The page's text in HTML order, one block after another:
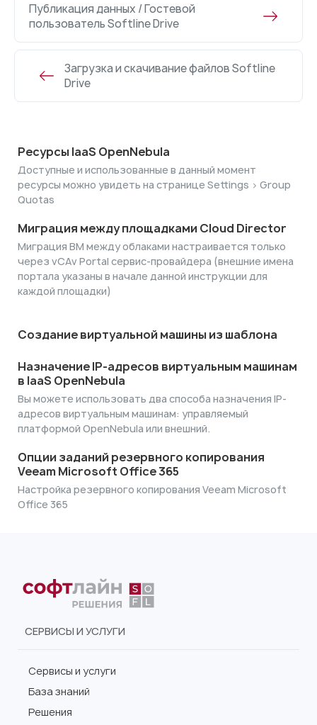
Загрузка и скачивание файлов Softline
Drive
Публикация данных / Гостевой
пользователь Softline Drive
Ресурсы IaaS OpenNebula
Доступные и использованные в данный момент
ресурсы можно увидеть на странице Settings > Group
Quotas
Миграция между площадками Cloud Director
Миграция ВМ между облаками настраивается только
через vCAv Portal сервис-провайдера (внешние имена
портала указаны в начале данной инструкции для
каждой площадки)
Создание виртуальной машины из шаблона
Назначение IP-адресов виртуальным машинам
в IaaS OpenNebula
Вы можете использовать два способа назначения IP-
адресов виртуальным машинам: управляемый
платформой OpenNebula или внешний.
Опции заданий резервного копирования
Veeam Microsoft Office 365
Настройка резервного копирования Veeam Microsoft
Office 365
СЕРВИСЫ И УСЛУГИ
Сервисы и услуги
База знаний
Решения